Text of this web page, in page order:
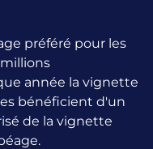
préféré pour les
année la vignette
bénéficient d'un
de la vignette